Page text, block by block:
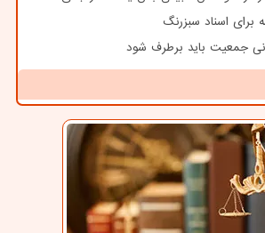
برای اسناد سبزرنگ
جمعیت باید برطرف شود